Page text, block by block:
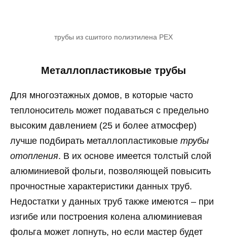
трубы из сшитого полиэтилена PEX
Металлопластиковые трубы
Для многоэтажных домов, в которые часто
теплоноситель может подаваться с предельно
высоким давлением (25 и более атмосфер)
лучше подбирать металлопластиковые трубы
отопления. В их основе имеется толстый слой
алюминиевой фольги, позволяющей повысить
прочностные характеристики данных труб.
Недостатки у данных труб также имеются – при
изгибе или построения колена алюминиевая
фольга может лопнуть, но если мастер будет